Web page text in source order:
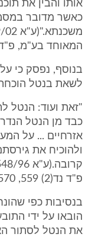
אותו והבין את
כאשר מדובר
המאוחד בע"מ, פ"ד נח(2)
בנוסף, נפסק כי
לשאת בנטל
"זאת ועוד: הנטל
כבד מן הנטל
אזרחיים ... על
ולהוכיח את
פ"ד נד(2) 559, 570.)
בנסיבות כפי
הובאו על ידי
את הנטל לסתור